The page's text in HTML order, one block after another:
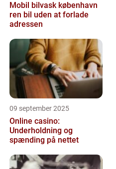
Mobil bilvask københavn
ren bil uden at forlade
adressen
09 september 2025
Online casino:
Underholdning og
spænding på nettet